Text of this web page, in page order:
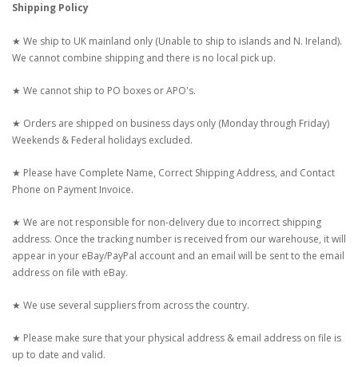
Shipping Policy
★ We ship to UK mainland only (Unable to ship to islands and N. Ireland).
We cannot combine shipping and there is no local pick up.
★ We cannot ship to PO boxes or APO's.
★ Orders are shipped on business days only (Monday through Friday)
Weekends & Federal holidays excluded.
★ Please have Complete Name, Correct Shipping Address, and Contact
Phone on Payment Invoice.
★ We are not responsible for non-delivery due to incorrect shipping
address. Once the tracking number is received from our warehouse, it will
appear in your eBay/PayPal account and an email will be sent to the email
address on file with eBay.
★ We use several suppliers from across the country.
★ Please make sure that your physical address & email address on file is
up to date and valid.